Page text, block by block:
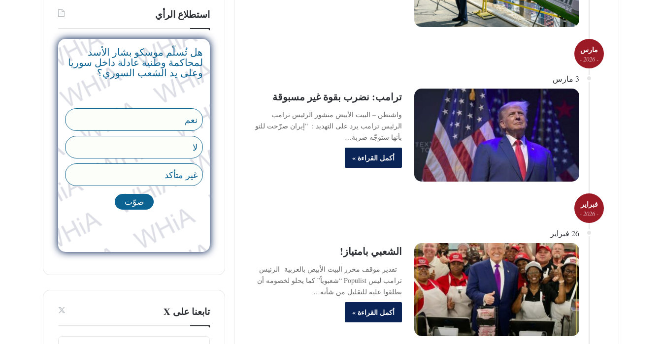
مارس
- 2026 -
3 مارس
ترامب: نضرب بقوة غير مسبوقة
واشنطن – البيت الأبيض منشور الرئيس ترامب‏
الرئيس ترامب يرد على التهديد : ‏ “إيران صرّحت للتو
بأنها ستوجّه ضربة…
أكمل القراءة »
فبراير
- 2026 -
26 فبراير
الشعبي بامتياز!
تقدير موقف محرر البيت الأبيض بالعربية الرئيس
ترامب ليس Populist “شعبوياً” كما يحلو لخصومه أن
يطلقوا عليه للتقليل من شأنه…
أكمل القراءة »
استطلاع الرأي
هل تُسلّم موسكو بشار الأسد
لمحاكمة وطنية عادلة داخل سوريا
وعلى يد الشعب السوري؟
نعم
لا
غير متأكد
تابعنا على X